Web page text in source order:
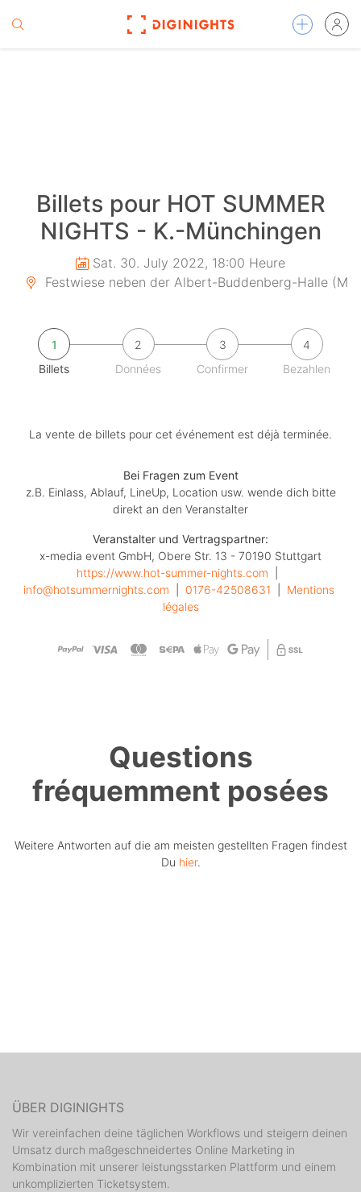
Billets pour HOT SUMMER
NIGHTS - K.-Münchingen
Sat. 30. July 2022, 18:00 Heure
Festwiese neben der Albert-Buddenberg-Halle
1
Billets
2
Données
3
Confirmer
4
Bezahlen
La vente de billets pour cet événement est déjà terminée.
Bei Fragen zum Event
z.B. Einlass, Ablauf, LineUp, Location usw. wende dich bitte
direkt an den Veranstalter
Veranstalter und Vertragspartner:
x-media event GmbH, Obere Str. 13 - 70190 Stuttgart
https://www.hot-summer-nights.com
info@hotsummernights.com
0176-42508631
Mentions
légales
Questions
fréquemment posées
Weitere Antworten auf die am meisten gestellten Fragen findest
Du hier.
ÜBER DIGINIGHTS
Wir vereinfachen deine täglichen Workflows und steigern deinen
Umsatz durch maßgeschneidertes Online Marketing in
Kombination mit unserer leistungsstarken Plattform und einem
unkomplizierten Ticketsystem.